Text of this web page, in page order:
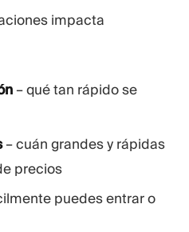
impacta
– qué tan rápido se
– cuán grandes y rápidas
precios
puedes entrar o